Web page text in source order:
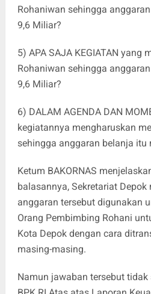
Rohaniwan sehingga
9,6 Miliar?
5) APA SAJA KEGIATAN yang
Rohaniwan sehingga
9,6 Miliar?
6) DALAM AGENDA DAN
kegiatannya mengharuskan
sehingga anggaran belanja itu
Ketum BAKORNAS
balasannya, Sekretariat
anggaran tersebut digunakan
Orang Pembimbing Rohani
Kota Depok dengan cara
masing-masing.
Namun jawaban tersebut